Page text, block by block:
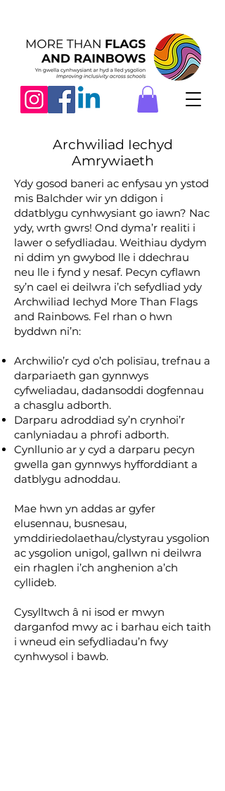
Archwiliad Iechyd
Amrywiaeth
Ydy gosod baneri ac enfysau yn ystod
mis Balchder wir yn ddigon i
ddatblygu cynhwysiant go iawn? Nac
ydy, wrth gwrs! Ond dyma’r realiti i
lawer o sefydliadau. Weithiau dydym
ni ddim yn gwybod lle i ddechrau
neu lle i fynd y nesaf. Pecyn cyflawn
sy’n cael ei deilwra i’ch sefydliad ydy
Archwiliad Iechyd More Than Flags
and Rainbows. Fel rhan o hwn
byddwn ni’n:
Archwilio’r cyd o’ch polisïau, trefnau a
darpariaeth gan gynnwys
cyfweliadau, dadansoddi dogfennau
a chasglu adborth.
Darparu adroddiad sy’n crynhoi’r
canlyniadau a phrofi adborth.
Cynllunio ar y cyd a darparu pecyn
gwella gan gynnwys hyfforddiant a
datblygu adnoddau.
Mae hwn yn addas ar gyfer
elusennau, busnesau,
ymddiriedolaethau/clystyrau ysgolion
ac ysgolion unigol, gallwn ni deilwra
ein rhaglen i’ch anghenion a’ch
cyllideb.
Cysylltwch â ni isod er mwyn
darganfod mwy ac i barhau eich taith
i wneud ein sefydliadau’n fwy
cynhwysol i bawb.